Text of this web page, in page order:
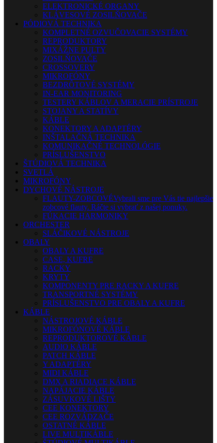
ELEKTRONICKÉ ORGANY
KLÁVESOVÉ ZOSILŇOVAČE
PÓDIOVÁ TECHNIKA
KOMPLETNÉ OZVUČOVACIE SYSTÉMY
REPRODUKTORY
MIXÁŽNE PULTY
ZOSILŇOVAČE
CROSSOVERY
MIKROFÓNY
BEZDRÔTOVÉ SYSTÉMY
IN-EAR MONITORING
TESTERY KÁBLOV A MERACIE PRÍSTROJE
STOJANY A STATÍVY
KÁBLE
KONEKTORY A ADAPTÉRY
INŠTALAČNÁ TECHNIKA
KOMUNIKAČNÉ TECHNOLÓGIE
PRÍSLUŠENSTVO
ŠTÚDIOVÁ TECHNIKA
SVETLÁ
MIKROFÓNY
DYCHOVÉ NÁSTROJE
FLAUTY-ZOBCOVÉVybrali sme pre Vás tie najlepšie
zobcové flauty. Ráčte si vybrať z našej ponuky.
FÚKACIE HARMONIKY
ORCHESTER
SLÁČIKOVÉ NÁSTROJE
OBALY
OBALY A KUFRE
CASE, KUFRE
RACKY
KRYTY
KOMPONENTY PRE RACKY A KUFRE
TRANSPORTNÉ SYSTÉMY
PRÍSLUŠENSTVO PRE OBALY A KUFRE
KÁBLE
NÁSTROJOVÉ KÁBLE
MIKROFÓNOVÉ KÁBLE
REPRODUKTOROVÉ KÁBLE
AUDIO KÁBLE
PATCH KÁBLE
Y ADAPTÉRY
MIDI KÁBLE
DMX A RIADIACE KÁBLE
NAPÁJACIE KÁBLE
ZÁSUVKOVÉ LIŠTY
CEE KONEKTORY
CEE ROZVÁDZAČE
OSTATNÉ KÁBLE
LIVE MULTIKÁBLE